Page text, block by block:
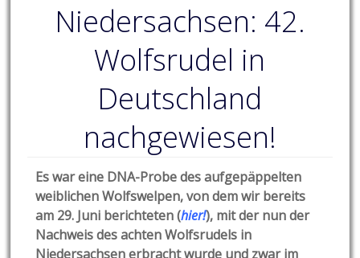
Niedersachsen: 42.
Wolfsrudel in
Deutschland
nachgewiesen!
Es war eine DNA-Probe des aufgepäppelten
weiblichen Wolfswelpen, von dem wir bereits
am 29. Juni berichteten (hier!), mit der nun der
Nachweis des achten Wolfsrudels in
Niedersachsen erbracht wurde und zwar im